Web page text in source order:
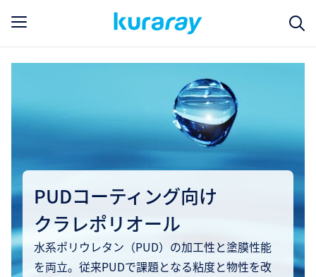
PUDコーティング向け
クラレポリオール
水系ポリウレタン（PUD）の加工性と塗膜性能
を両立。従来PUDで課題となる粘度と物性を改